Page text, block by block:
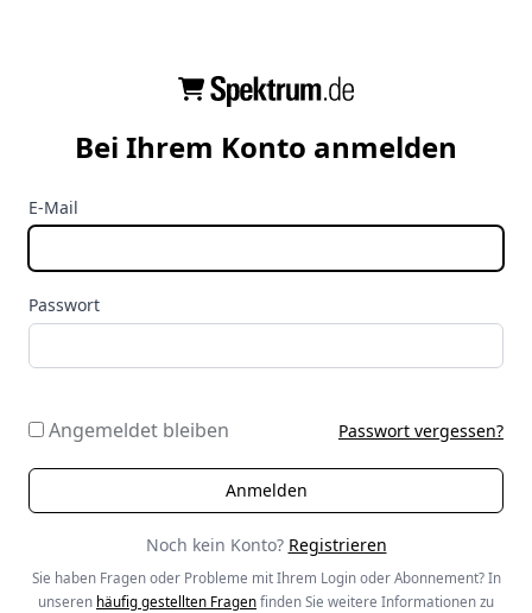
Bei Ihrem Konto anmelden
E-Mail
Passwort
Angemeldet bleiben Passwort vergessen?
Noch kein Konto? Registrieren
Sie haben Fragen oder Probleme mit Ihrem Login oder Abonnement? In
unseren häufig gestellten Fragen finden Sie weitere Informationen zu